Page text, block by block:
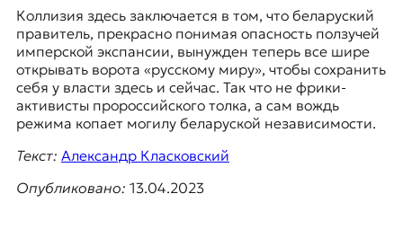
Коллизия здесь заключается в том, что беларуский
правитель, прекрасно понимая опасность ползучей
имперской экспансии, вынужден теперь все шире
открывать ворота «русскому миру», чтобы сохранить
себя у власти здесь и сейчас. Так что не фрики-
активисты пророссийского толка, а сам вождь
режима копает могилу беларуской независимости.
Текст: Александр Класковский
Опубликовано: 13.04.2023